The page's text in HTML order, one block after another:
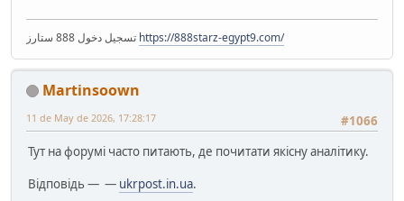
https://888starz-egypt9.com/
Martinsoown
#1066
11 de May de 2026, 17:28:17
Тут на форумі часто питають, де почитати якісну аналітику.
Відповідь — — ukrpost.in.ua.